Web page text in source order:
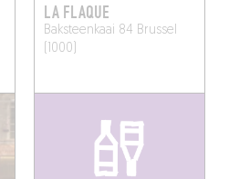
LA FLAQUE
Baksteenkaai 84 Brussel
(1000)